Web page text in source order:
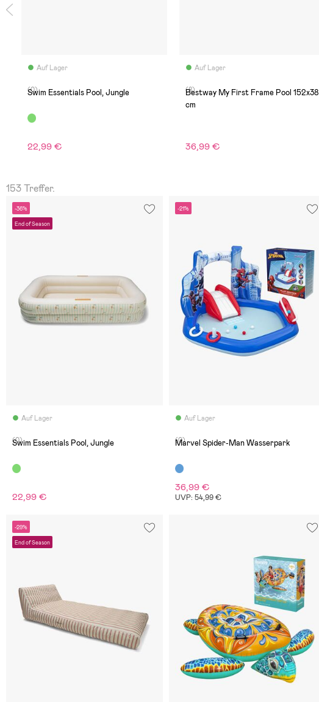
Auf Lager
(0)
Swim Essentials Pool, Jungle
22,99 €
Auf Lager
(8)
Bestway My First Frame Pool 152x38
cm
36,99 €
153 Treffer.
-36%
End of Season
Auf Lager
(0)
Swim Essentials Pool, Jungle
22,99 €
-21%
Auf Lager
(0)
Marvel Spider-Man Wasserpark
36,99 €
UVP: 54,99 €
-29%
End of Season